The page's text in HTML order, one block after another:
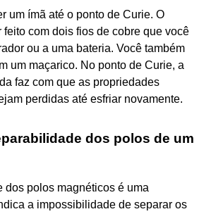
um ímã até o ponto de Curie. O
feito com dois fios de cobre que você
ou a uma bateria. Você também
um maçarico. No ponto de Curie, a
faz com que as propriedades
perdidas até esfriar novamente.
dos polos de um
dos polos magnéticos é uma
a impossibilidade de separar os